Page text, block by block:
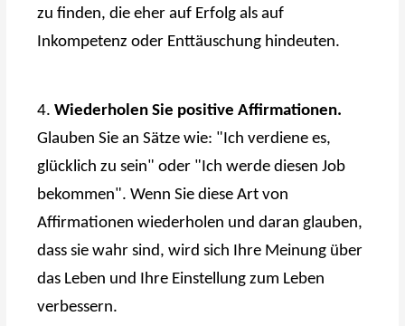
zu finden, die eher auf Erfolg als auf
Inkompetenz oder Enttäuschung hindeuten.
4.Wiederholen Sie positive Affirmationen.
Glauben Sie an Sätze wie: "Ich verdiene es,
glücklich zu sein" oder "Ich werde diesen Job
bekommen". Wenn Sie diese Art von
Affirmationen wiederholen und daran glauben,
dass sie wahr sind, wird sich Ihre Meinung über
das Leben und Ihre Einstellung zum Leben
verbessern.